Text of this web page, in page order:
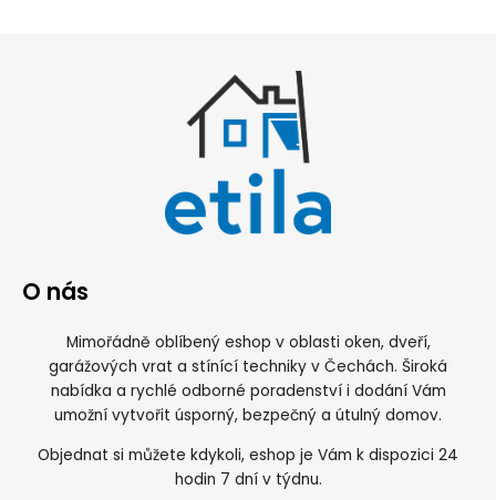
O nás
Mimořádně oblíbený eshop v oblasti oken, dveří,
garážových vrat a stínící techniky v Čechách. Široká
nabídka a rychlé odborné poradenství i dodání Vám
umožní vytvořit úsporný, bezpečný a útulný domov.
Objednat si můžete kdykoli, eshop je Vám k dispozici 24
hodin 7 dní v týdnu.